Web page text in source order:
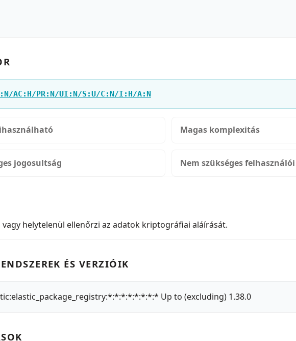
AC:H/PR:N/UI:N/S:U/C:N/I:H/A:N
Magas komplexitás
jogosultság Nem szükséges
vagy helytelenül ellenőrzi az adatok kriptográfiai aláírását.
ÉS VERZIÓIK
Up to (excluding) 1.38.0